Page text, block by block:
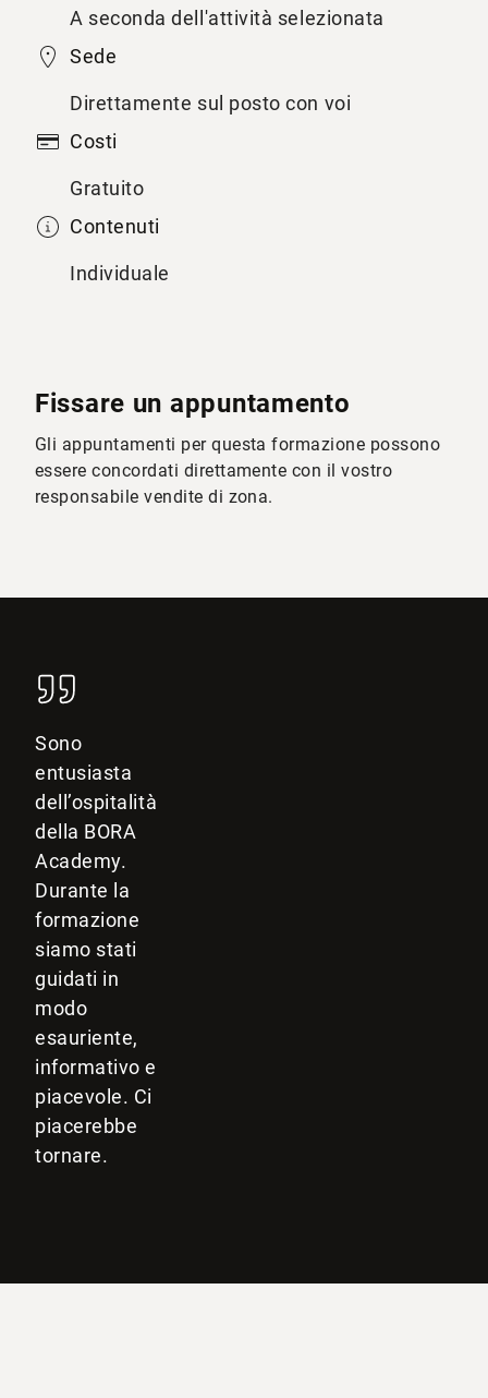
A seconda dell'attività selezionata
Sede
Direttamente sul posto con voi
Costi
Gratuito
Contenuti
Individuale
Fissare un appuntamento
Gli appuntamenti per questa formazione possono
essere concordati direttamente con il vostro
responsabile vendite di zona.
Sono
entusiasta
dell’ospitalità
della BORA
Academy.
Durante la
formazione
siamo stati
guidati in
modo
esauriente,
informativo e
piacevole. Ci
piacerebbe
tornare.